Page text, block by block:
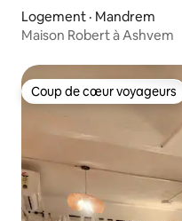
Logement · Mandrem
Maison Robert à Ashvem
Coup de cœur voyageurs
Coup de cœur voyageurs